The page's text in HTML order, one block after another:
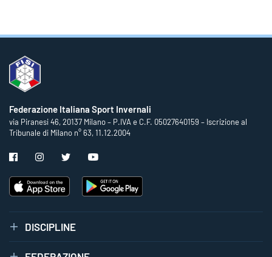
Federazione Italiana Sport Invernali
via Piranesi 46, 20137 Milano – P.IVA e C.F. 05027640159 – Iscrizione al
Tribunale di Milano n° 63, 11.12.2004
DISCIPLINE